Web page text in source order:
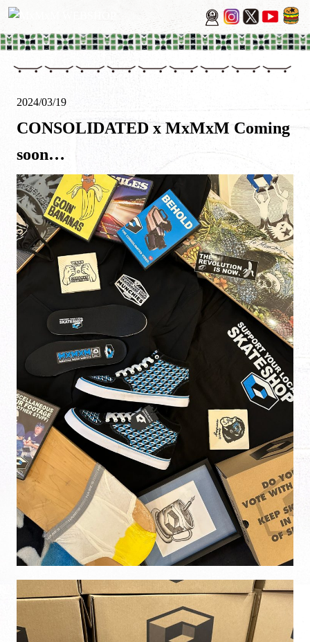
2024/03/19
CONSOLIDATED x MxMxM Coming
soon…